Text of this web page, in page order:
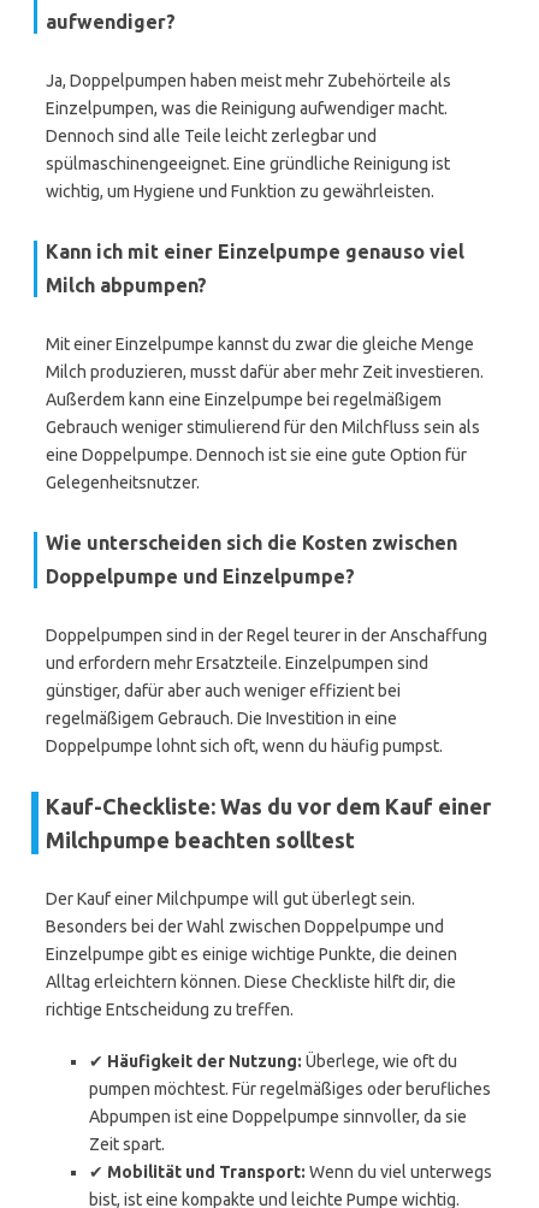
aufwendiger?
Ja, Doppelpumpen haben meist mehr Zubehörteile als
Einzelpumpen, was die Reinigung aufwendiger macht.
Dennoch sind alle Teile leicht zerlegbar und
spülmaschinengeeignet. Eine gründliche Reinigung ist
wichtig, um Hygiene und Funktion zu gewährleisten.
Kann ich mit einer Einzelpumpe genauso viel
Milch abpumpen?
Mit einer Einzelpumpe kannst du zwar die gleiche Menge
Milch produzieren, musst dafür aber mehr Zeit investieren.
Außerdem kann eine Einzelpumpe bei regelmäßigem
Gebrauch weniger stimulierend für den Milchfluss sein als
eine Doppelpumpe. Dennoch ist sie eine gute Option für
Gelegenheitsnutzer.
Wie unterscheiden sich die Kosten zwischen
Doppelpumpe und Einzelpumpe?
Doppelpumpen sind in der Regel teurer in der Anschaffung
und erfordern mehr Ersatzteile. Einzelpumpen sind
günstiger, dafür aber auch weniger effizient bei
regelmäßigem Gebrauch. Die Investition in eine
Doppelpumpe lohnt sich oft, wenn du häufig pumpst.
Kauf-Checkliste: Was du vor dem Kauf einer
Milchpumpe beachten solltest
Der Kauf einer Milchpumpe will gut überlegt sein.
Besonders bei der Wahl zwischen Doppelpumpe und
Einzelpumpe gibt es einige wichtige Punkte, die deinen
Alltag erleichtern können. Diese Checkliste hilft dir, die
richtige Entscheidung zu treffen.
✔ Häufigkeit der Nutzung: Überlege, wie oft du
pumpen möchtest. Für regelmäßiges oder berufliches
Abpumpen ist eine Doppelpumpe sinnvoller, da sie
Zeit spart.
✔ Mobilität und Transport: Wenn du viel unterwegs
bist, ist eine kompakte und leichte Pumpe wichtig.